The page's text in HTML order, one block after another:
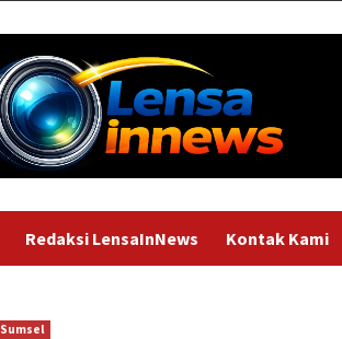
Redaksi LensaInNews Kontak Kami
Sumsel